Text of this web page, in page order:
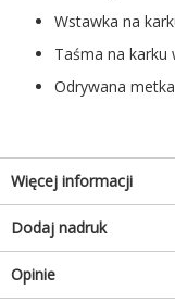
Wstawka na
Taśma na karku
Odrywana metka
Więcej informacji
Dodaj nadruk
Opinie